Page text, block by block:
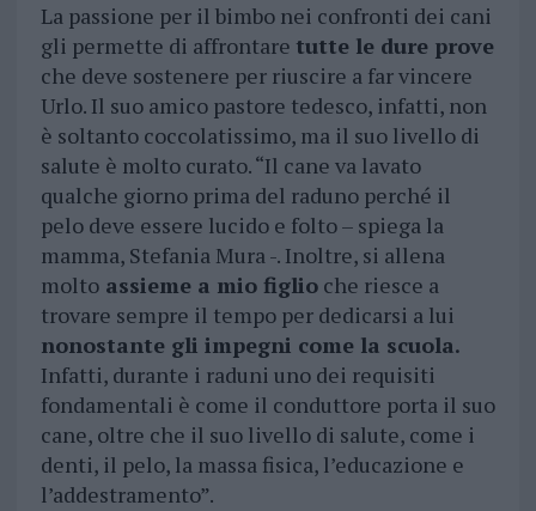
La passione per il bimbo nei confronti dei cani
gli permette di affrontare tutte le dure prove
che deve sostenere per riuscire a far vincere
Urlo. Il suo amico pastore tedesco, infatti, non
è soltanto coccolatissimo, ma il suo livello di
salute è molto curato. “Il cane va lavato
qualche giorno prima del raduno perché il
pelo deve essere lucido e folto – spiega la
mamma, Stefania Mura -. Inoltre, si allena
moltoassieme a mio figlioche riesce a
trovare sempre il tempo per dedicarsi a lui
nonostante gli impegni come la scuola.
Infatti, durante i raduni uno dei requisiti
fondamentali è come il conduttore porta il suo
cane, oltre che il suo livello di salute, come i
denti, il pelo, la massa fisica, l’educazione e
l’addestramento”.